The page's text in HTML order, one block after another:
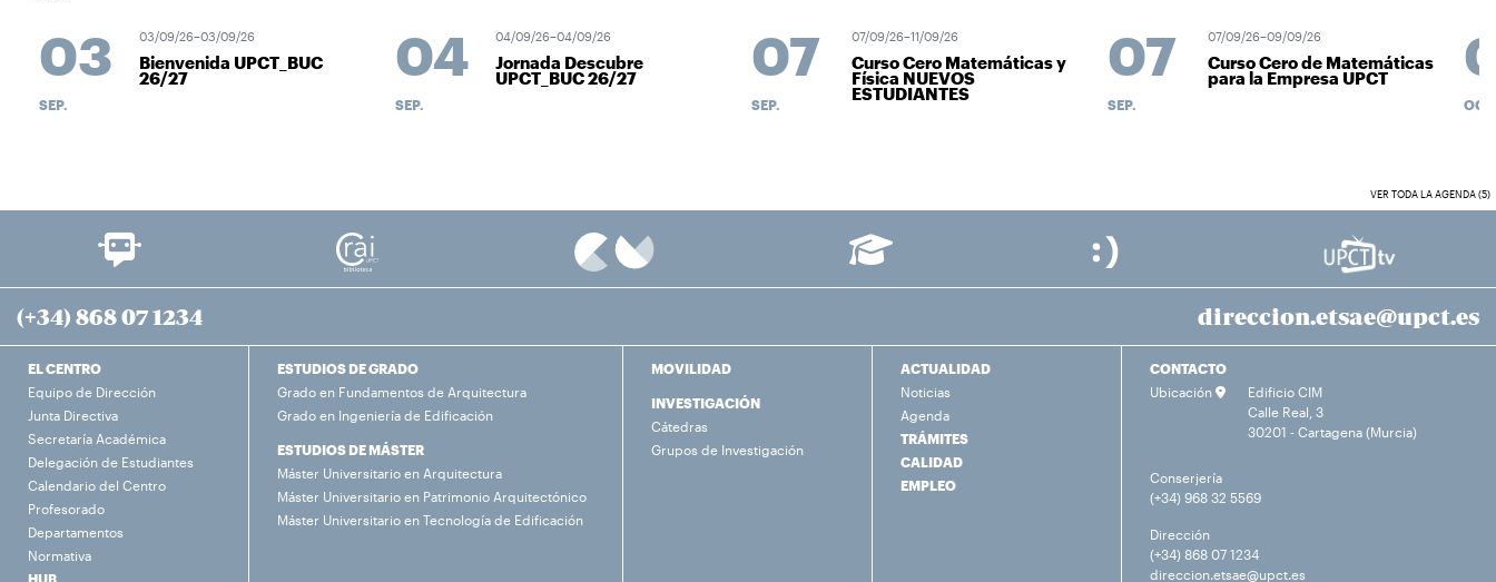
03
SEP.
03/09/26–03/09/26
Bienvenida UPCT_BUC
26/27 04
SEP.
04/09/26–04/09/26
Jornada Descubre
UPCT_BUC 26/27 07
SEP.
07/09/26–11/09/26
Curso Cero Matemáticas y
Física NUEVOS
ESTUDIANTES
07
SEP.
07/09/26–09/09/26
Curso Cero de Matemáticas
para la Empresa UPCT
OCT.
VER TODA LA AGENDA (5)
(+34) 868 07 1234 direccion.etsae@upct.es
EL CENTRO
Equipo de Dirección
Junta Directiva
Secretaría Académica
Delegación de Estudiantes
Calendario del Centro
Profesorado
Departamentos
Normativa
HUB
ESTUDIOS DE GRADO
Grado en Fundamentos de Arquitectura
Grado en Ingeniería de Edificación
ESTUDIOS DE MÁSTER
Máster Universitario en Arquitectura
Máster Universitario en Patrimonio Arquitectónico
Máster Universitario en Tecnología de Edificación
MOVILIDAD
INVESTIGACIÓN
Cátedras
Grupos de Investigación
ACTUALIDAD
Noticias
Agenda
TRÁMITES
CALIDAD
EMPLEO
CONTACTO
Ubicación
Edificio CIM
Calle Real, 3
30201 - Cartagena (Murcia)
Conserjería
(+34) 968 32 5569
Dirección
(+34) 868 07 1234
direccion.etsae@upct.es